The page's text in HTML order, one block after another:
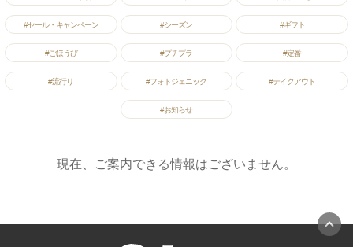
#セール・キャンペーン #シーズン #ギフト
#ごほうび #プチプラ #定番
#流行り #フォトジェニック #テイクアウト
#お知らせ
現在、ご案内できる情報はございません。